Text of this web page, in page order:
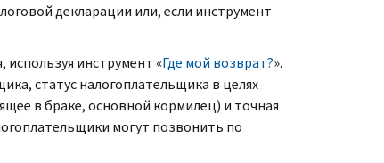
декларации или, если инструмент
инструмент «Где мой возврат?».
статус налогоплательщика в целях
в браке, основной кормилец) и точная
могут позвонить по